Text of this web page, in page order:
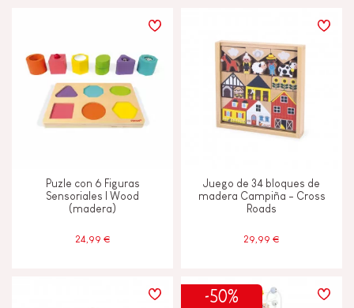
TIPOS DE APRENDIZAJE
Andar, correr y moverse
Descubrir y experimentar
Puzle con 6 Figuras
Sensoriales I Wood
(madera)
24,99 €
Juego de 34 bloques de
madera Campiña - Cross
Roads
29,99 €
-50%